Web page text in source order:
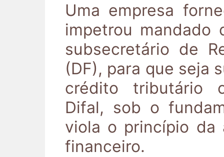
Uma empresa
impetrou mandado
subsecretário de
(DF), para que seja
crédito tributário
Difal, sob o
viola o princípio da
financeiro.